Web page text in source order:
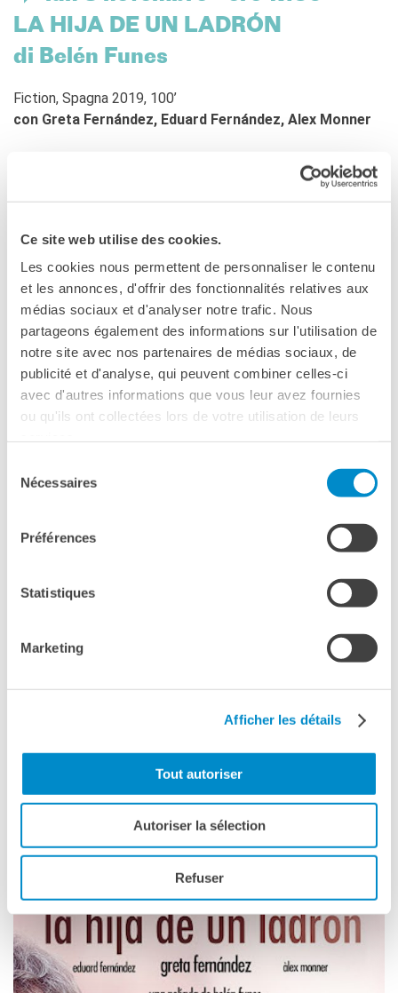
Ce site web utilise des cookies.
Les cookies nous permettent de personnaliser le contenu
et les annonces, d'offrir des fonctionnalités relatives aux
médias sociaux et d'analyser notre trafic. Nous
partageons également des informations sur l'utilisation de
notre site avec nos partenaires de médias sociaux, de
publicité et d'analyse, qui peuvent combiner celles-ci
avec d'autres informations que vous leur avez fournies
ou qu'ils ont collectées lors de votre utilisation de leurs
Nécessaires
Préférences
Statistiques
Marketing
Afficher les détails
Tout autoriser
Autoriser la sélection
Refuser
LA HIJA DE UN LADRÓN
di Belén Funes
Fiction, Spagna 2019, 100’
con Greta Fernández, Eduard Fernández, Alex Monner
La Hija de un
ventenne costretta a far fronte alla sua precaria situazione
ricomporre un nucleo familiare, avere ciò che ha perso, o
meglio ciò che le è stato tolto. Il ladro, chi le ha negato
questa condizione, è il padre, un inetto che torna a farsi
vivo in cerca di redenzione, ma finisce per costituire
l’ennesimo ostacolo ai propositi della figlia.
Rivelazione assoluta aiPremi Goya 2020, Miglior opera
Prima , e trionfo perGreta Fernández all’ultimo Festival di
San Sebastián, per lei laConcha de PlatacomeMiglior
La registaBelén Funesdurante le riprese